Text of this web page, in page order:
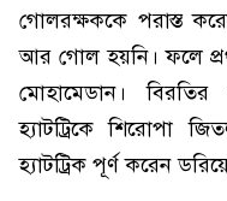
গোলরক্ষককে পরাস্ত
আর গোল হয়নি। ফলে
মোহামেডান।
হ্যাটট্রিকে শিরোপা
হ্যাটট্রিক পূর্ণ করেন